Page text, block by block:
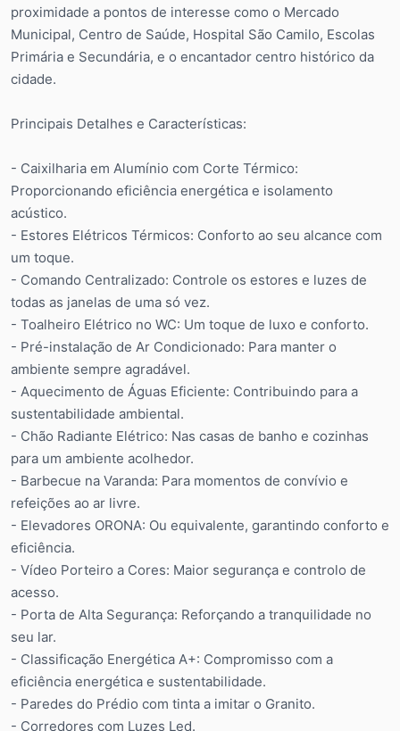
proximidade a pontos de interesse como o Mercado
Municipal, Centro de Saúde, Hospital São Camilo, Escolas
Primária e Secundária, e o encantador centro histórico da
cidade.
Principais Detalhes e Características:
- Caixilharia em Alumínio com Corte Térmico:
Proporcionando eficiência energética e isolamento
acústico.
- Estores Elétricos Térmicos: Conforto ao seu alcance com
um toque.
- Comando Centralizado: Controle os estores e luzes de
todas as janelas de uma só vez.
- Toalheiro Elétrico no WC: Um toque de luxo e conforto.
- Pré-instalação de Ar Condicionado: Para manter o
ambiente sempre agradável.
- Aquecimento de Águas Eficiente: Contribuindo para a
sustentabilidade ambiental.
- Chão Radiante Elétrico: Nas casas de banho e cozinhas
para um ambiente acolhedor.
- Barbecue na Varanda: Para momentos de convívio e
refeições ao ar livre.
- Elevadores ORONA: Ou equivalente, garantindo conforto e
eficiência.
- Vídeo Porteiro a Cores: Maior segurança e controlo de
acesso.
- Porta de Alta Segurança: Reforçando a tranquilidade no
seu lar.
- Classificação Energética A+: Compromisso com a
eficiência energética e sustentabilidade.
- Paredes do Prédio com tinta a imitar o Granito.
- Corredores com Luzes Led.